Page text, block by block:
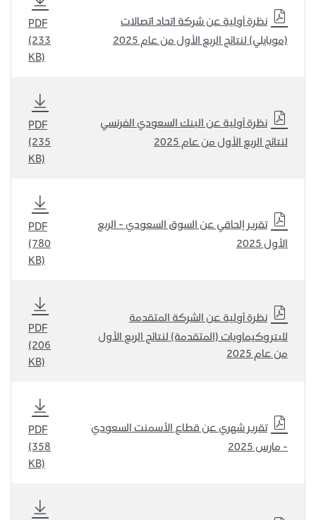
نظرة أولية عن شركة اتحاد اتصالات
(موبايلي) لنتائج الربع الأول من عام 2025
PDF
(233
KB)
نظرة أولية عن البنك السعودي الفرنسي
لنتائج الربع الأول من عام 2025
PDF
(235
KB)
تقرير إلحاقي عن السوق السعودي - الربع
الأول 2025
PDF
(780
KB)
نظرة أولية عن الشركة المتقدمة
للبتروكيماويات (المتقدمة) لنتائج الربع الأول
من عام 2025
PDF
(206
KB)
تقرير شهري عن قطاع الأسمنت السعودي
- مارس 2025
PDF
(358
KB)